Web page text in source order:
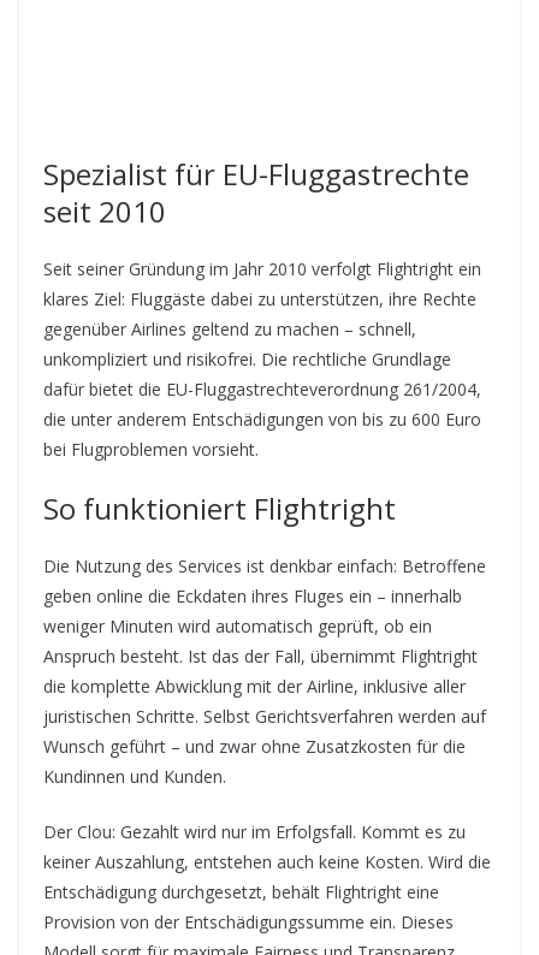
Spezialist für EU-Fluggastrechte
seit 2010
Seit seiner Gründung im Jahr 2010 verfolgt Flightright ein
klares Ziel: Fluggäste dabei zu unterstützen, ihre Rechte
gegenüber Airlines geltend zu machen – schnell,
unkompliziert und risikofrei. Die rechtliche Grundlage
dafür bietet die EU-Fluggastrechteverordnung 261/2004,
die unter anderem Entschädigungen von bis zu 600 Euro
bei Flugproblemen vorsieht.
So funktioniert Flightright
Die Nutzung des Services ist denkbar einfach: Betroffene
geben online die Eckdaten ihres Fluges ein – innerhalb
weniger Minuten wird automatisch geprüft, ob ein
Anspruch besteht. Ist das der Fall, übernimmt Flightright
die komplette Abwicklung mit der Airline, inklusive aller
juristischen Schritte. Selbst Gerichtsverfahren werden auf
Wunsch geführt – und zwar ohne Zusatzkosten für die
Kundinnen und Kunden.
Der Clou: Gezahlt wird nur im Erfolgsfall. Kommt es zu
keiner Auszahlung, entstehen auch keine Kosten. Wird die
Entschädigung durchgesetzt, behält Flightright eine
Provision von der Entschädigungssumme ein. Dieses